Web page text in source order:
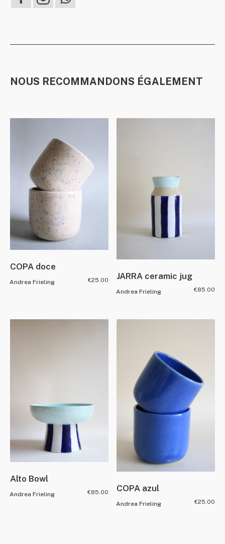
NOUS RECOMMANDONS ÉGALEMENT
COPA doce
Andrea Frieling €25.00 JARRA ceramic jug
Andrea Frieling €85.00
Alto Bowl
Andrea Frieling €85.00 COPA azul
Andrea Frieling €25.00